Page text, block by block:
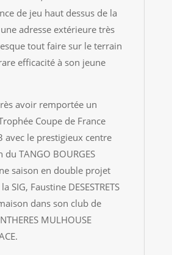
de jeu haut dessus de la
adresse extérieure très
tout faire sur le terrain
efficacité à son jeune
avoir remportée un
Coupe de France
avec le prestigieux centre
TANGO BOURGES
saison en double projet
SIG, Faustine DESESTRETS
dans son club de
MULHOUSE